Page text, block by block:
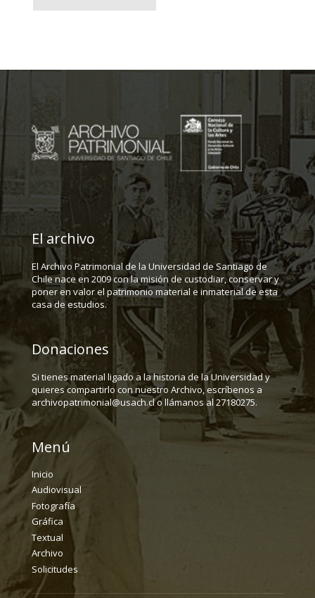
El archivo
El Archivo Patrimonial de la Universidad de Santiago de
Chile nace en 2009 con la misión de custodiar, conservar y
poner en valor el patrimonio material e inmaterial de esta
casa de estudios.
Donaciones
Si tienes material ligado a la historia de la Universidad y
quieres compartirlo con nuestro Archivo, escríbenos a
archivopatrimonial@usach.cl o llámanos al 27180275.
Menú
Inicio
Audiovisual
Fotografía
Gráfica
Textual
Archivo
Solicitudes